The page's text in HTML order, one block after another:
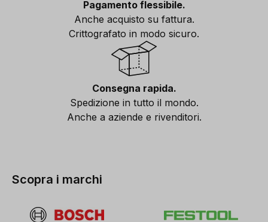
Pagamento flessibile.
Anche acquisto su fattura.
Crittografato in modo sicuro.
Consegna rapida.
Spedizione in tutto il mondo.
Anche a aziende e rivenditori.
Scopra i marchi